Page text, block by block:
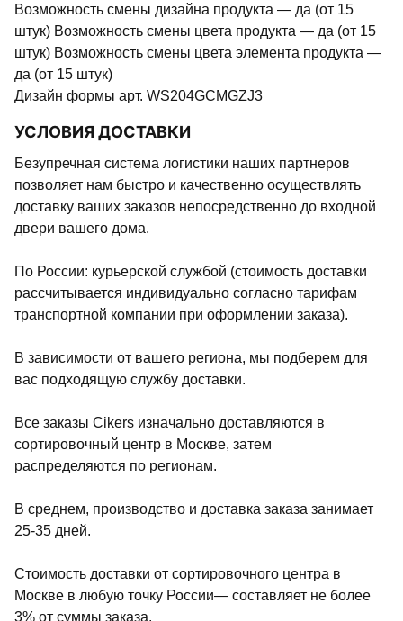
Возможность смены дизайна продукта — да (от 15
штук) Возможность смены цвета продукта — да (от 15
штук) Возможность смены цвета элемента продукта —
да (от 15 штук)
Дизайн формы арт. WS204GCMGZJ3
УСЛОВИЯ ДОСТАВКИ
Безупречная система логистики наших партнеров
позволяет нам быстро и качественно осуществлять
доставку ваших заказов непосредственно до входной
двери вашего дома.
По России: курьерской службой (стоимость доставки
рассчитывается индивидуально согласно тарифам
транспортной компании при оформлении заказа).
В зависимости от вашего региона, мы подберем для
вас подходящую службу доставки.
Все заказы Cikers изначально доставляются в
сортировочный центр в Москве, затем
распределяются по регионам.
В среднем, производство и доставка заказа занимает
25-35 дней.
Стоимость доставки от сортировочного центра в
Москве в любую точку России— составляет не более
3% от суммы заказа.